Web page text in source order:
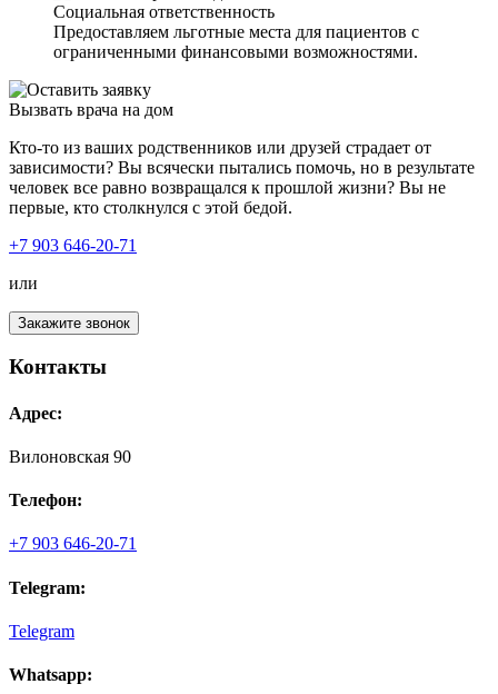
Социальная ответственность
Предоставляем льготные места для пациентов с
ограниченными финансовыми возможностями.
Вызвать врача на дом
Кто-то из ваших родственников или друзей страдает от
зависимости? Вы всячески пытались помочь, но в результате
человек все равно возвращался к прошлой жизни? Вы не
первые, кто столкнулся с этой бедой.
+7 903 646-20-71
или
Закажите звонок
Контакты
Адрес:
Вилоновская 90
Телефон:
+7 903 646-20-71
Telegram:
Telegram
Whatsapp: